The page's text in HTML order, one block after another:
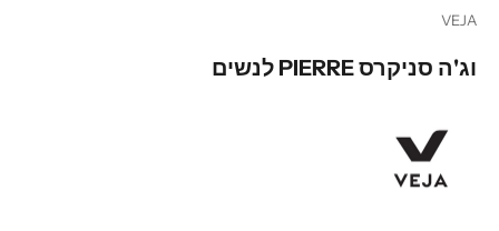
VEJA
וג'ה סניקרס PIERRE לנשים